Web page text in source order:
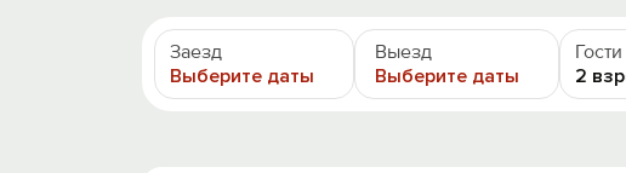
Заезд
Выберите даты
Выезд
Выберите даты
Гости
2